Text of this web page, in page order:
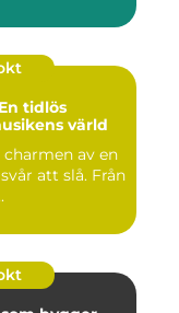
tidlös
värld
av en
att slå. Från